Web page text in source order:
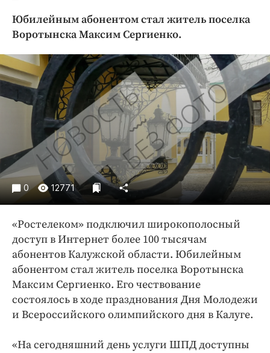
Недвижимость и ЖКХ
Образование
Общество
Погода
Праздники
Происшествия
Спорт
Экономика и бизнес
ПРОЕКТЫ
Блоги
Медиаперсона
Интересное чтиво
Клиника года
Бренд года
Работодатель года
Юбилейным абонентом стал житель поселка
Воротынска Максим Сергиенко.
0 12771
«Ростелеком» подключил широкополосный
доступ в Интернет более 100 тысячам
абонентов Калужской области. Юбилейным
абонентом стал житель поселка Воротынска
Максим Сергиенко. Его чествование
состоялось в ходе празднования Дня Молодежи
и Всероссийского олимпийского дня в Калуге.
«На сегодняшний день услуги ШПД доступны